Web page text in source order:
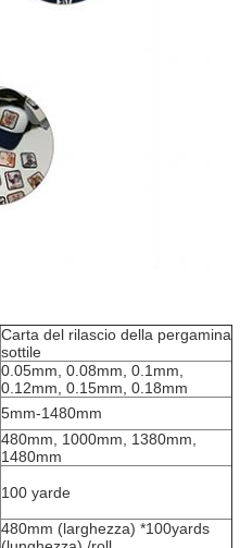
Carta del rilascio della pergamina
sottile
0.05mm, 0.08mm, 0.1mm,
0.12mm, 0.15mm, 0.18mm
5mm-1480mm
480mm, 1000mm, 1380mm,
1480mm
100 yarde
480mm (larghezza) *100yards